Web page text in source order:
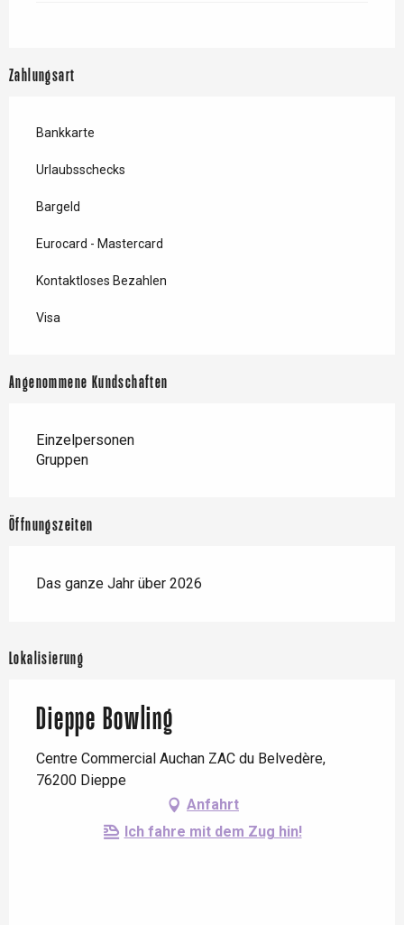
Zahlungsart
Bankkarte
Urlaubsschecks
Bargeld
Eurocard - Mastercard
Kontaktloses Bezahlen
Visa
Angenommene Kundschaften
Einzelpersonen
Gruppen
Öffnungszeiten
Das ganze Jahr über 2026
Lokalisierung
Dieppe Bowling
Centre Commercial Auchan ZAC du Belvedère,
76200 Dieppe
Anfahrt
Ich fahre mit dem Zug hin!